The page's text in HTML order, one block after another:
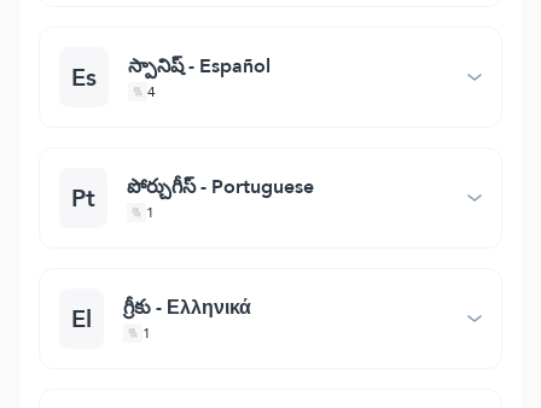
Es స్పానిష్ - Español
4
Pt పోర్చుగీస్ - Portuguese
1
El గ్రీకు - Ελληνικά
1